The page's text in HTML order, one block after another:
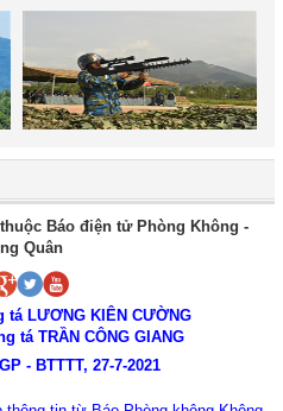
Báo điện tử Phòng Không -
Quân
tá LƯƠNG KIÊN CƯỜNG
tá TRẦN CÔNG GIANG
- BTTTT, 27-7-2021